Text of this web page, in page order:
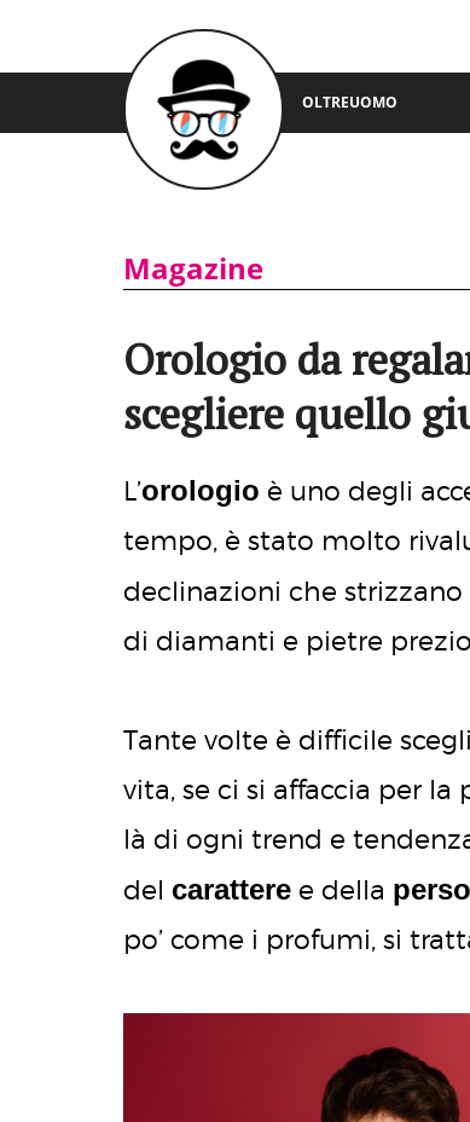
OLTREUOMO
Magazine
Orologio da
scegliere quello
L’orologio è uno degli
tempo, è stato molto
declinazioni che strizzano
di diamanti e pietre
Tante volte è difficile
vita, se ci si affaccia per
là di ogni trend e
del carattere e della
po’ come i profumi, si